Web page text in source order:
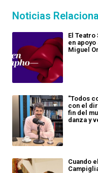
Noticias
El Teatro
en
Miguel
"Todos
con el
fin del
danza y
Cuando